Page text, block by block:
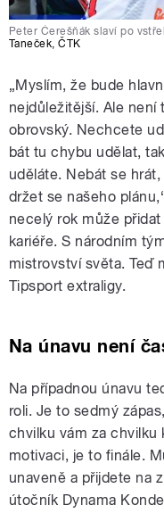
Peter Čerešňák slaví po
Taneček,ČTK
„Myslím, že bude
nejdůležitější. Ale
obrovský. Nechcete
bát tu chybu udělat,
uděláte. Nebát se
držet se našeho
necelý rok může
kariéře. S národním
mistrovství světa. Teď
Tipsport extraligy.
Na únavu není
Na případnou únavu
roli. Je to sedmý
chvilku vám za
motivaci, je to finále.
unaveně a přijdete na
útočník Dynama